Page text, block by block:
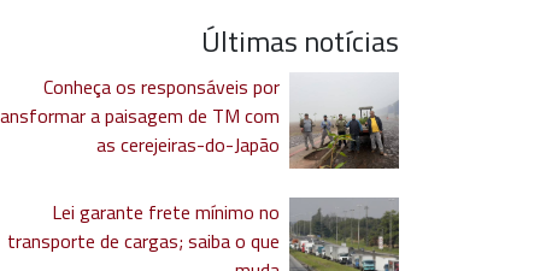
Últimas notícias
Conheça os responsáveis por
a paisagem de TM com
as cerejeiras-do-Japão
Lei garante frete mínimo no
transporte de cargas; saiba o que